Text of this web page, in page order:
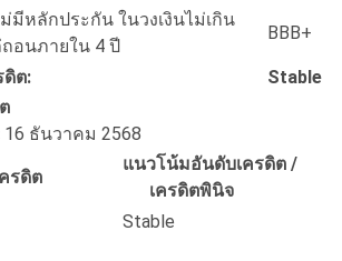
หลักประกัน ในวงเงินไม่เกิน
อนภายใน 4 ปี
BBB+
ดิต:
Stable
16 ธันวาคม 2568
เครดิต
แนวโน้มอันดับเครดิต /
เครดิตพินิจ
Stable